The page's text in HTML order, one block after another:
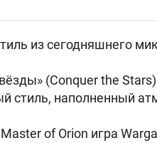
из сегодняшнего
(Conquer the
стиль, наполненный
of Orion игра